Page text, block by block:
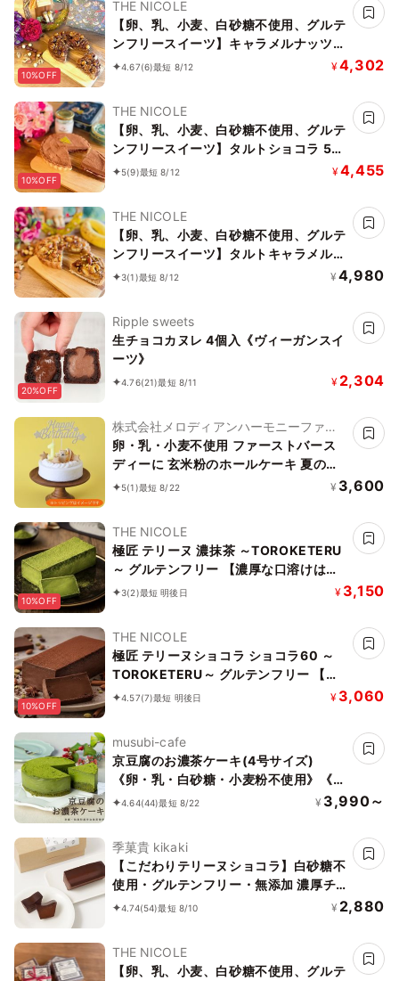
10%OFF
THE NICOLE
【卵、乳、小麦、白砂糖不使用、グルテ
ンフリースイーツ】キャラメルナッツタ
ルト 5号 15cm 《ヴィーガンスイーツ・
4.67(6)最短 8/12 ¥4,302
10%OFF
THE NICOLE
【卵、乳、小麦、白砂糖不使用、グルテ
ンフリースイーツ】タルトショコラ 5号
15cm【京豆腐仕込み】《ヴィーガンス
5(9)最短 8/12 ¥4,455
THE NICOLE
【卵、乳、小麦、白砂糖不使用、グルテ
ンフリースイーツ】タルトキャラメルナ
ッツバナーヌ 5号 15cm 《ヴィーガンス
3(1)最短 8/12 ¥ 4,980
20%OFF
Ripple sweets
生チョコカヌレ 4個入《ヴィーガンスイ
ーツ》
4.76(21)最短 8/11 ¥ 2,304
株式会社メロディアンハーモニーファイ
ン
卵・乳・小麦不使用 ファーストバース
ディーに 玄米粉のホールケーキ 夏の贈
り物に
5(1)最短 8/22 ¥ 3,600
10%OFF
THE NICOLE
極匠 テリーヌ 濃抹茶 ～TOROKETERU
～ グルテンフリー 【濃厚な口溶けは美
味さとなる】・・・【美味宣言】日本五
3(2)最短 明後日 ¥ 3,150
10%OFF
THE NICOLE
極匠 テリーヌショコラ ショコラ60 ～
TOROKETERU～ グルテンフリー 【濃
厚な口溶けは美味さとなる】・・・【美
4.57(7)最短 明後日 ¥ 3,060
musubi-cafe
京豆腐のお濃茶ケーキ(4号サイズ)
《卵・乳・白砂糖・小麦粉不使用》《ヴ
ィーガンスイーツ・ヴィーガンケーキ》
4.64(44)最短 8/22 ¥ 3,990～
季菓貴 kikaki
【こだわりテリーヌショコラ】白砂糖不
使用・グルテンフリー・無添加 濃厚チ
ョコレートケーキ ガトーショコラ
4.74(54)最短 8/10 ¥ 2,880
THE NICOLE
【卵、乳、小麦、白砂糖不使用、グルテ